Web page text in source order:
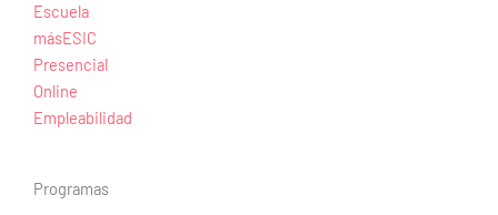
Escuela
másESIC
Presencial
Online
Empleabilidad
Programas